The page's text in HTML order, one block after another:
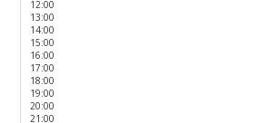
12:00
13:00
14:00
15:00
16:00
17:00
18:00
19:00
20:00
21:00